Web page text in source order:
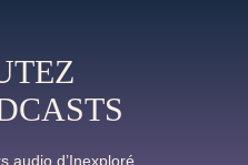
audio d’Inexploré